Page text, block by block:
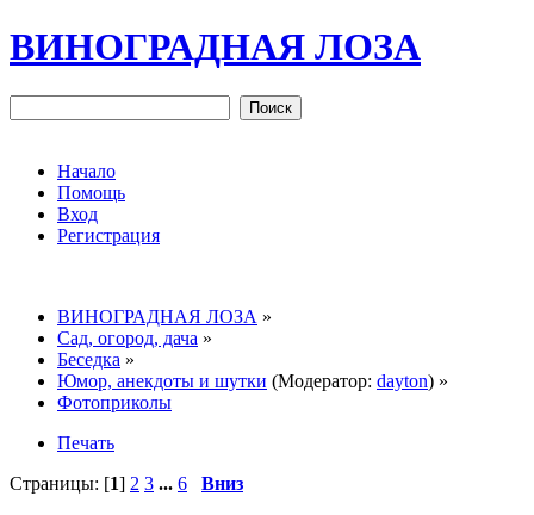
ВИНОГРАДНАЯ ЛОЗА
Начало
Помощь
Вход
Регистрация
ВИНОГРАДНАЯ ЛОЗА »
Сад, огород, дача »
Беседка »
Юмор, анекдоты и шутки (Модератор: dayton) »
Фотоприколы
Печать
Страницы: [1] 2 3 ... 6 Вниз